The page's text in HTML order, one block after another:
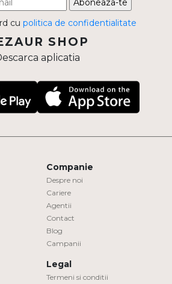
Aboneaza-te
cu politica de confidentialitate
SHOP
aplicatia
Companie
Despre noi
Cariere
Agentii
Contact
Blog
Campanii
Legal
Termeni si conditii